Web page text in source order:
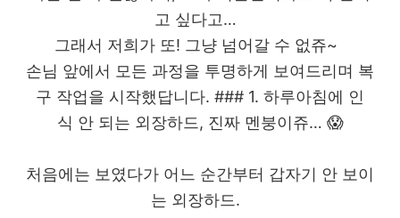
고 싶다고…
그래서 저희가 또! 그냥 넘어갈 수 없쥬~
손님 앞에서 모든 과정을 투명하게 보여드리며 복
구 작업을 시작했답니다. ### 1. 하루아침에 인
식 안 되는 외장하드, 진짜 멘붕이쥬… 😱
처음에는 보였다가 어느 순간부터 갑자기 안 보이
는 외장하드.